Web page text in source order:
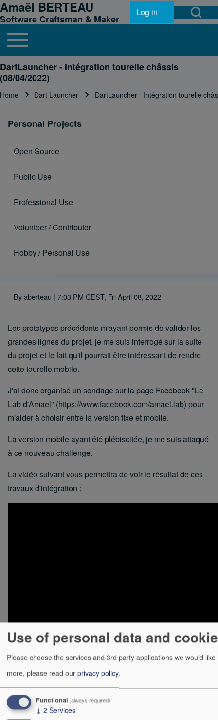
Skip to header
Skip to main navigation
Skip to main content
Skip to footer
Close search
Search
Open Search
User account menu
Log in
Amaël BERTEAU
Software Craftsman & Maker
Main navigation
Toggle main menu
DartLauncher - Intégration tourelle châssis
(08/04/2022)
Home Dart Launcher DartLauncher - Intégration tourelle
Personal Projects
Open Source
Public Use
Professional Use
Volunteer / Contributor
Hobby / Personal Use
Byaberteau | 7:03 PM CEST, Fri April 08, 2022
Les prototypes précédents m'ayant permis de valider les
grandes lignes du projet, je me suis interrogé sur la suite
du projet et le fait qu'il pourrait être intéressant de rendre
cette tourelle mobile.
J'ai donc organisé un sondage sur la page Facebook "Le
Lab d'Amael" (https://www.facebook.com/amael.lab) pour
m'aider à choisir entre la version fixe et mobile.
La version mobile ayant été plébiscitée, je me suis attaqué
à ce nouveau challenge.
La vidéo suivant vous permettra de voir le résultat de ces
travaux d'intégration :
Pour ceux qui s'interrogent sur les détails de cette
transformation, cette nouvelle vidéo devrait vous
intéresser...
Use of personal data and
Please choose the services and 3rd party applications we would
more, please read our privacy policy.
Functional (always required)
↓ 2 Services